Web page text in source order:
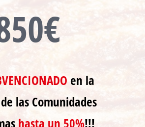
en la
las Comunidades
hasta un 50%!!!